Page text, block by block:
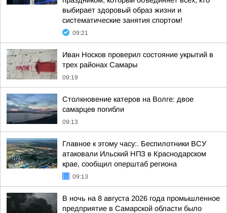
выбирает здоровый образ жизни и
систематические занятия спортом!
09:21
Иван Носков проверил состояние укрытий в
трех районах Самары
09:19
Столкновение катеров на Волге: двое
самарцев погибли
09:13
Главное к этому часу:. Беспилотники ВСУ
атаковали Ильский НПЗ в Краснодарском
крае, сообщил оперштаб региона
09:13
В ночь на 8 августа 2026 года промышленное
предприятие в Самарской области было